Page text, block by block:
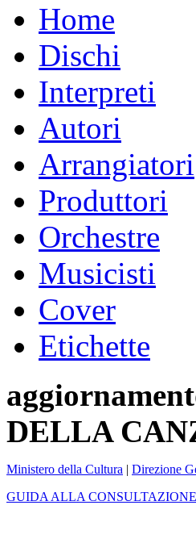
Home
Dischi
Interpreti
Autori
Arrangiatori
Produttori
Orchestre
Musicisti
Cover
Etichette
DELLA
Ministero della Cultura | Direzione
GUIDA ALLA CONSULTAZIONE